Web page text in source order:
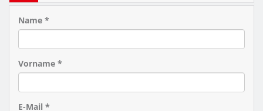
Name *
Vorname *
E-Mail *